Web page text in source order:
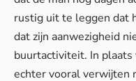
rustig uit te leggen dat
dat zijn aanwezigheid
buurtactiviteit. In plaats
echter vooral verwijten